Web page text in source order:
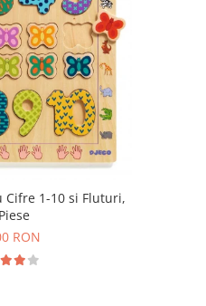
Cifre 1-10 si Fluturi,
RON